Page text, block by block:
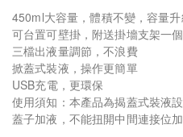
450ml大容量，體積不變，容量升
可台置可壁掛，附送掛墻支架一個
三檔出液量調節，不浪費
掀蓋式裝液，操作更簡單
USB充電，更環保
使用須知：本產品為揭蓋式裝液
蓋子加液，不能扭開中間連接位